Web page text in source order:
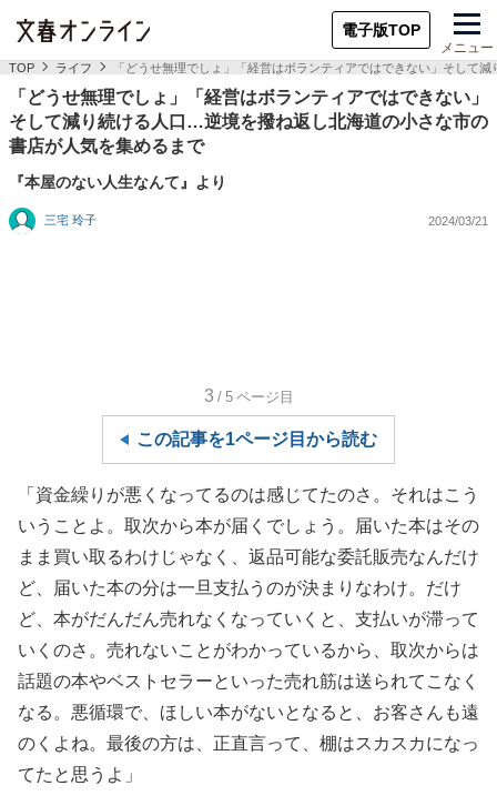
電子版TOP
メニュー
TOP ライフ 「どうせ無理でしょ」「経営はボランティアではできない」そして
「どうせ無理でしょ」「経営はボランティアではできない」
そして減り続ける人口…逆境を撥ね返し北海道の小さな市の
書店が人気を集めるまで
『本屋のない人生なんて』より
三宅 玲子 2024/03/21
3 /5 ページ目
この記事を1ページ目から読む
「資金繰りが悪くなってるのは感じてたのさ。それはこう
いうことよ。取次から本が届くでしょう。届いた本はその
まま買い取るわけじゃなく、返品可能な委託販売なんだけ
ど、届いた本の分は一旦支払うのが決まりなわけ。だけ
ど、本がだんだん売れなくなっていくと、支払いが滞って
いくのさ。売れないことがわかっているから、取次からは
話題の本やベストセラーといった売れ筋は送られてこなく
なる。悪循環で、ほしい本がないとなると、お客さんも遠
のくよね。最後の方は、正直言って、棚はスカスカになっ
てたと思うよ」